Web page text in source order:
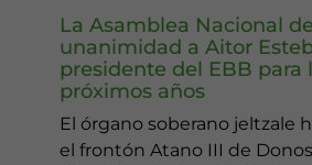
La Asamblea Nacional
unanimidad a Aitor
presidente del EBB para
próximos años
El órgano soberano jeltzale
el frontón Atano III de